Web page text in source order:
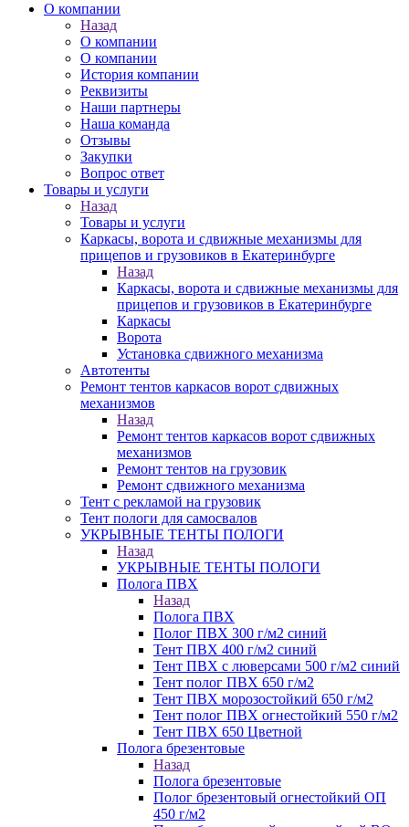
О компании
Назад
О компании
О компании
История компании
Реквизиты
Наши партнеры
Наша команда
Отзывы
Закупки
Вопрос ответ
Товары и услуги
Назад
Товары и услуги
Каркасы, ворота и сдвижные механизмы для
прицепов и грузовиков в Екатеринбурге
Назад
Каркасы, ворота и сдвижные механизмы для
прицепов и грузовиков в Екатеринбурге
Каркасы
Ворота
Установка сдвижного механизма
Автотенты
Ремонт тентов каркасов ворот сдвижных
механизмов
Назад
Ремонт тентов каркасов ворот сдвижных
механизмов
Ремонт тентов на грузовик
Ремонт сдвижного механизма
Тент с рекламой на грузовик
Тент пологи для самосвалов
УКРЫВНЫЕ ТЕНТЫ ПОЛОГИ
Назад
УКРЫВНЫЕ ТЕНТЫ ПОЛОГИ
Полога ПВХ
Назад
Полога ПВХ
Полог ПВХ 300 г/м2 синий
Тент ПВХ 400 г/м2 синий
Тент ПВХ с люверсами 500 г/м2 синий
Тент полог ПВХ 650 г/м2
Тент ПВХ морозостойкий 650 г/м2
Тент полог ПВХ огнестойкий 550 г/м2
Тент ПВХ 650 Цветной
Полога брезентовые
Назад
Полога брезентовые
Полог брезентовый огнестойкий ОП
450 г/м2